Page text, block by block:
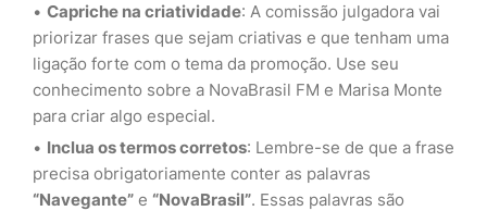
Capriche na criatividade: A comissão julgadora vai
priorizar frases que sejam criativas e que tenham uma
ligação forte com o tema da promoção. Use seu
conhecimento sobre a NovaBrasil FM e Marisa Monte
para criar algo especial.
Inclua os termos corretos: Lembre-se de que a frase
precisa obrigatoriamente conter as palavras
“Navegante” e “NovaBrasil”. Essas palavras são